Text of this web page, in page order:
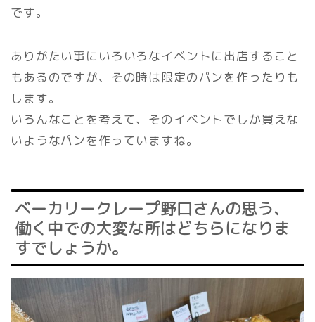
です。
ありがたい事にいろいろなイベントに出店すること
もあるのですが、その時は限定のパンを作ったりも
します。
いろんなことを考えて、そのイベントでしか買えな
いようなパンを作っていますね。
ベーカリークレープ野口さんの思う、
働く中での大変な所はどちらになりま
すでしょうか。